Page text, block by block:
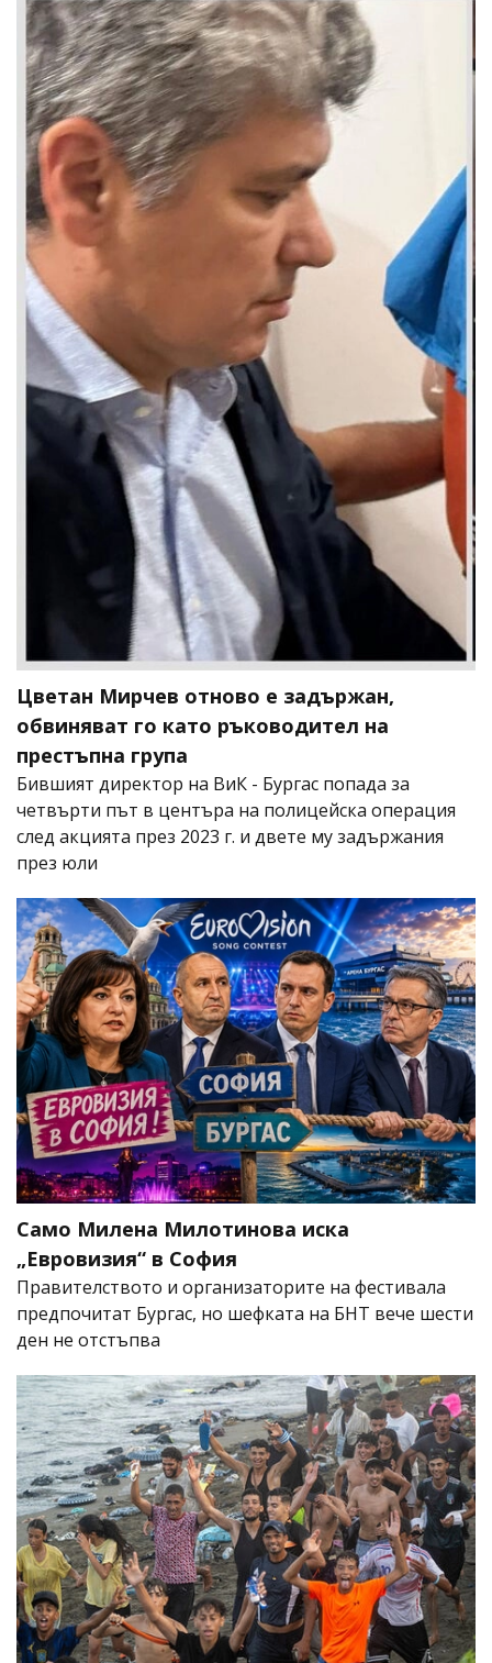
Цветан Мирчев отново е задържан,
обвиняват го като ръководител на
престъпна група
Бившият директор на ВиК - Бургас попада за
четвърти път в центъра на полицейска операция
след акцията през 2023 г. и двете му задържания
през юли
Само Милена Милотинова иска
„Евровизия“ в София
Правителството и организаторите на фестивала
предпочитат Бургас, но шефката на БНТ вече шести
ден не отстъпва